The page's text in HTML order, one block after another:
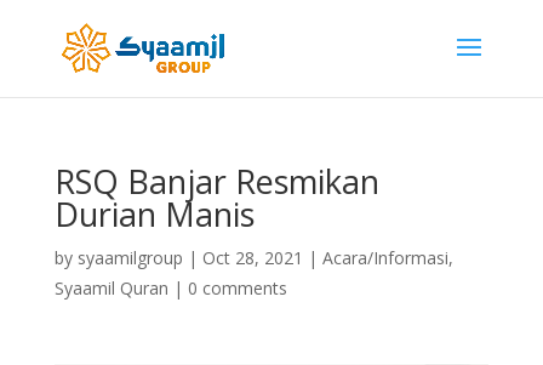
RSQ Banjar Resmikan
Durian Manis
by syaamilgroup | Oct 28, 2021 | Acara/Informasi,
Syaamil Quran | 0 comments